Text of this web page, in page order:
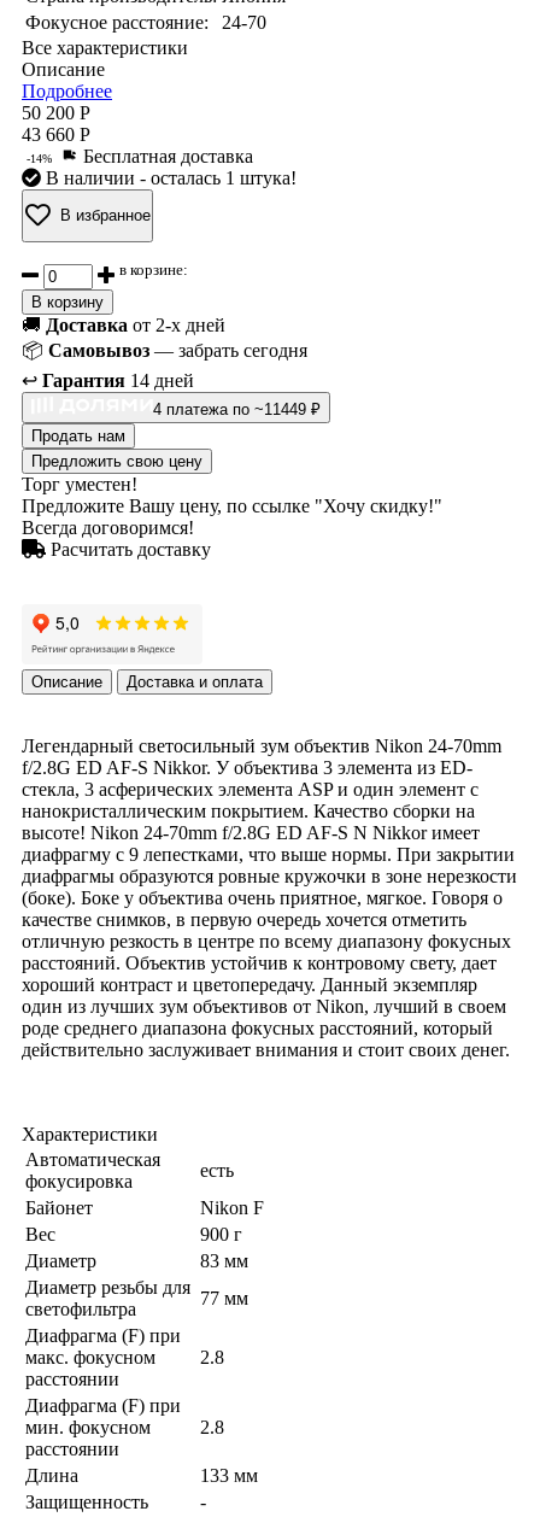
Фокусное расстояние:
24-70
Все характеристики
Описание
Подробнее
50 200 Р
43 660 Р
-14%
Бесплатная доставка
В наличии - осталась 1 штука!
В избранное
в корзине:
В корзину
🚚 Доставка от 2-х дней
📦 Самовывоз — забрать сегодня
↩️ Гарантия 14 дней
4 платежа по ~11449 ₽
Продать нам
Предложить свою цену
Торг уместен!
Предложите Вашу цену, по ссылке "Хочу скидку!"
Всегда договоримся!
Расчитать доставку
Описание Доставка и оплата
Легендарный светосильный зум объектив Nikon 24-70mm
f/2.8G ED AF-S Nikkor. У объектива 3 элемента из ED-
стекла, 3 асферических элемента ASP и один элемент с
нанокристаллическим покрытием. Качество сборки на
высоте! Nikon 24-70mm f/2.8G ED AF-S N Nikkor имеет
диафрагму с 9 лепестками, что выше нормы. При закрытии
диафрагмы образуются ровные кружочки в зоне нерезкости
(боке). Боке у объектива очень приятное, мягкое. Говоря о
качестве снимков, в первую очередь хочется отметить
отличную резкость в центре по всему диапазону фокусных
расстояний. Объектив устойчив к контровому свету, дает
хороший контраст и цветопередачу. Данный экземпляр
один из лучших зум объективов от Nikon, лучший в своем
роде среднего диапазона фокусных расстояний, который
действительно заслуживает внимания и стоит своих денег.
Характеристики
Автоматическая
фокусировка
есть
Байонет
Nikon F
Вес
900 г
Диаметр
83 мм
Диаметр резьбы для
светофильтра
77 мм
Диафрагма (F) при
макс. фокусном
расстоянии
2.8
Диафрагма (F) при
мин. фокусном
расстоянии
2.8
Длина
133 мм
Защищенность
-